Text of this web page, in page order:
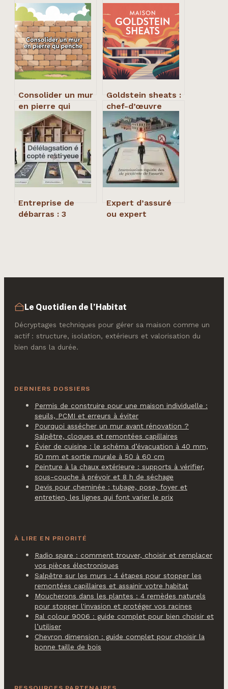
Consolider un mur
en pierre qui
penche :
méthodes fiables
et erreurs à éviter
Goldstein sheats :
chef-d’œuvre
organique de john
lautner à los
angeles
Entreprise de
débarras : 3
Expert d’assuré
ou expert
Le Quotidien de l’Habitat
Décryptages techniques pour gérer sa maison comme un
actif : structure, isolation, extérieurs et valorisation du
bien dans la durée.
DERNIERS DOSSIERS
Permis de construire pour une maison individuelle :
seuils, PCMI et erreurs à éviter
Pourquoi assécher un mur avant rénovation ?
Salpêtre, cloques et remontées capillaires
Évier de cuisine : le schéma d’évacuation à 40 mm,
50 mm et sortie murale à 50 à 60 cm
Peinture à la chaux extérieure : supports à vérifier,
sous-couche à prévoir et 8 h de séchage
Devis pour cheminée : tubage, pose, foyer et
entretien, les lignes qui font varier le prix
À LIRE EN PRIORITÉ
Radio spare : comment trouver, choisir et remplacer
vos pièces électroniques
Salpêtre sur les murs : 4 étapes pour stopper les
remontées capillaires et assainir votre habitat
Moucherons dans les plantes : 4 remèdes naturels
pour stopper l'invasion et protéger vos racines
Ral colour 9006 : guide complet pour bien choisir et
l’utiliser
Chevron dimension : guide complet pour choisir la
bonne taille de bois